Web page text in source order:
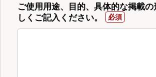
ご使用用途、目的、具体的な掲載
しくご記入ください。